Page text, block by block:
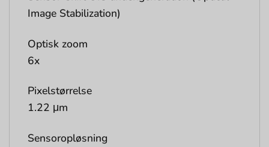
Image Stabilization)
Optisk zoom
6x
Pixelstørrelse
1.22 μm
Sensoropløsning